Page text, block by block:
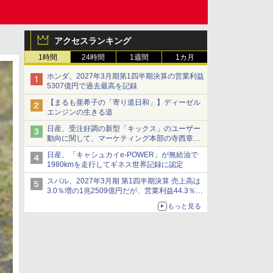
アクセスランキング
1時間 24時間 1週間 1カ月
ホンダ、2027年3月期第1四半期決算の営業利益
5307億円で過去最高を記録
【まるも亜希子の「寄り道日和」】ディーゼル
エンジンの生きる道
日産、受注好調の新型「キックス」のユーザー
動向に関して、マーケティング本部の寺西章氏
が解説
日産、「キャシュカイe-POWER」が無給油で
1980kmを走行してギネス世界記録に認定
スバル、2027年3月期 第1四半期決算 売上高は
3.0％増の1兆2509億円だが、営業利益44.3％減
の426億円、当期利益10.3％減の492億円で増収
もっと見る